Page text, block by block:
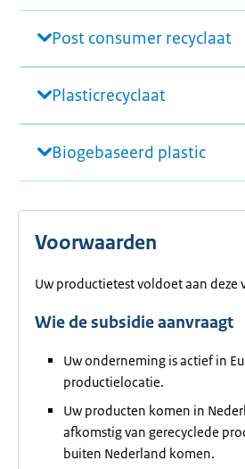
Post consumer recyclaat
Plasticrecyclaat
Biogebaseerd plastic
Voorwaarden
Uw productietest voldoet aan deze
Wie de subsidie aanvraagt
Uw onderneming is actief in
productielocatie.
Uw producten komen in
afkomstig van gerecyclede
buiten Nederland komen.